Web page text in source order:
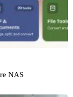
NAS